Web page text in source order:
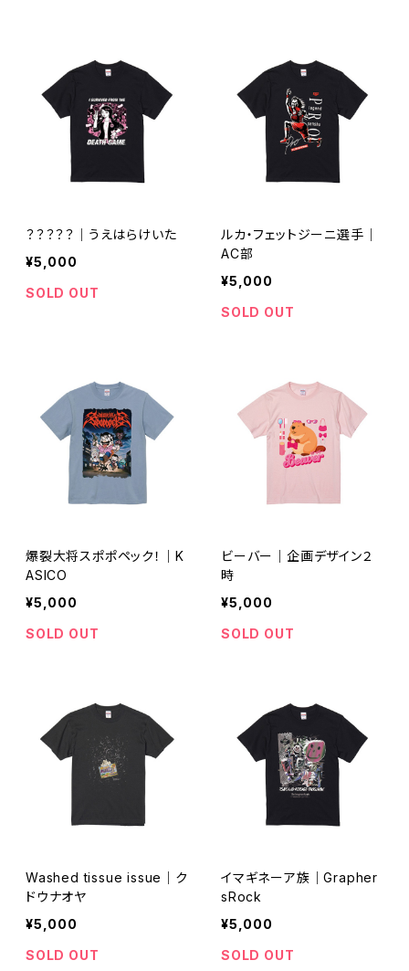
？？？？？｜うえはらけいた
¥5,000
SOLD OUT
ルカ・フェットジーニ選手｜
AC部
¥5,000
SOLD OUT
爆裂大将スポポペック！｜K
ASICO
¥5,000
SOLD OUT
ビーバー｜企画デザイン２
時
¥5,000
SOLD OUT
Washed tissue issue｜ク
ドウナオヤ
¥5,000
SOLD OUT
イマギネーア族｜Grapher
sRock
¥5,000
SOLD OUT